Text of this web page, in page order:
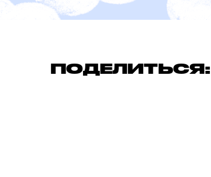
ПОДЕЛИТЬСЯ: